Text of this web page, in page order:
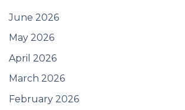
June 2026
May 2026
April 2026
March 2026
February 2026